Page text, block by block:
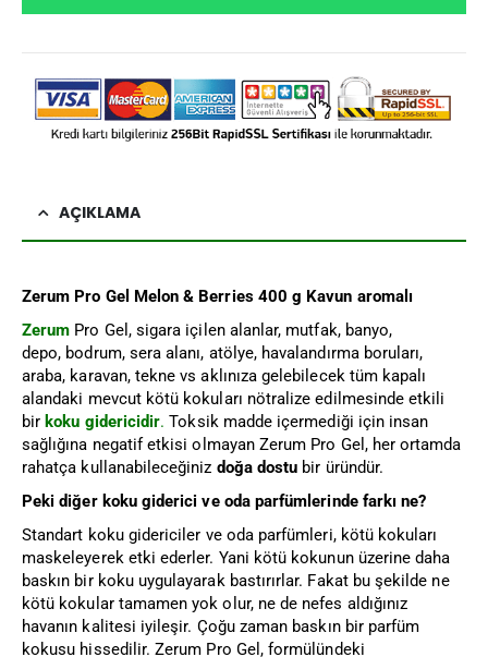
AÇIKLAMA
Zerum Pro Gel Melon & Berries 400 g Kavun aromalı
Zerum Pro Gel, sigara içilen alanlar, mutfak, banyo,
depo, bodrum, sera alanı, atölye, havalandırma boruları,
araba, karavan, tekne vs aklınıza gelebilecek tüm kapalı
alandaki mevcut kötü kokuları nötralize edilmesinde etkili
bir koku gidericidir. Toksik madde içermediği için insan
sağlığına negatif etkisi olmayan Zerum Pro Gel, her ortamda
rahatça kullanabileceğiniz doğa dostu bir üründür.
Peki diğer koku giderici ve oda parfümlerinde farkı ne?
Standart koku gidericiler ve oda parfümleri, kötü kokuları
maskeleyerek etki ederler. Yani kötü kokunun üzerine daha
baskın bir koku uygulayarak bastırırlar. Fakat bu şekilde ne
kötü kokular tamamen yok olur, ne de nefes aldığınız
havanın kalitesi iyileşir. Çoğu zaman baskın bir parfüm
kokusu hissedilir. Zerum Pro Gel, formülündeki